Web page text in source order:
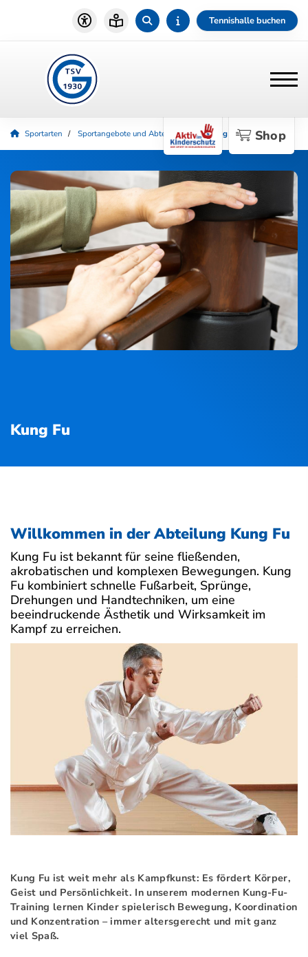
Tennishalle buchen
Shop
Sportarten Sportangebote und Abteilungen Kung Fu
Kung Fu
Willkommen in der Abteilung Kung Fu
Kung Fu ist bekannt für seine fließenden,
akrobatischen und komplexen Bewegungen. Kung
Fu kombiniert schnelle Fußarbeit, Sprünge,
Drehungen und Handtechniken, um eine
beeindruckende Ästhetik und Wirksamkeit im
Kampf zu erreichen.
Kung Fu ist weit mehr als Kampfkunst: Es fördert Körper,
Geist und Persönlichkeit. In unserem modernen Kung-Fu-
Training lernen Kinder spielerisch Bewegung, Koordination
und Konzentration – immer altersgerecht und mit ganz
viel Spaß.